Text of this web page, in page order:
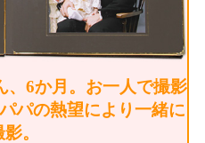
、6か月。お一人で撮影
パの熱望により一緒に
。